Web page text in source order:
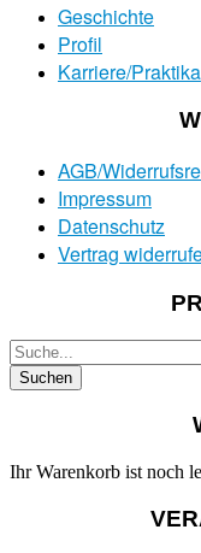
Geschichte
Profil
Karriere/Praktika
AGB/
Impressum
Datenschutz
Vertrag
Ihr Warenkorb ist noch